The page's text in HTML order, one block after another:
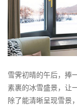
雪霁初晴的午后，捧
素裹的冰雪盛景，让
除了能清晰呈现雪景